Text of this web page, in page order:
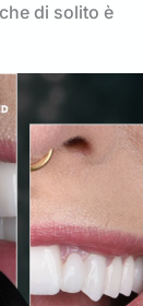
di solito è